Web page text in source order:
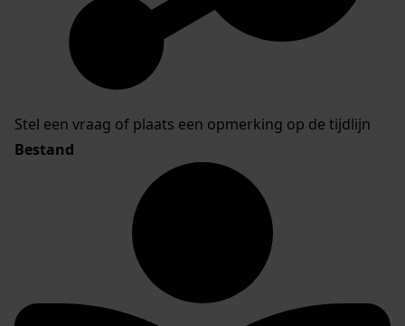
Stel een vraag of plaats een opmerking op de tijdlijn
Bestand